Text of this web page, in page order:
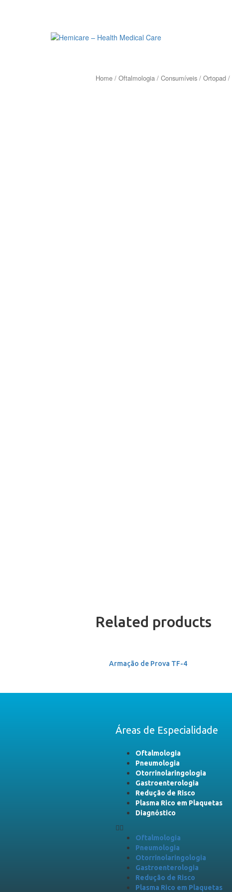
Home / Oftalmologia / Consumíveis / Ortopad /
Related products
Armação de Prova TF-4
Áreas de Especialidade
Oftalmologia
Pneumologia
Otorrinolaringologia
Gastroenterologia
Redução de Risco
Plasma Rico em Plaquetas
Diagnóstico
Oftalmologia
Pneumologia
Otorrinolaringologia
Gastroenterologia
Redução de Risco
Plasma Rico em Plaquetas